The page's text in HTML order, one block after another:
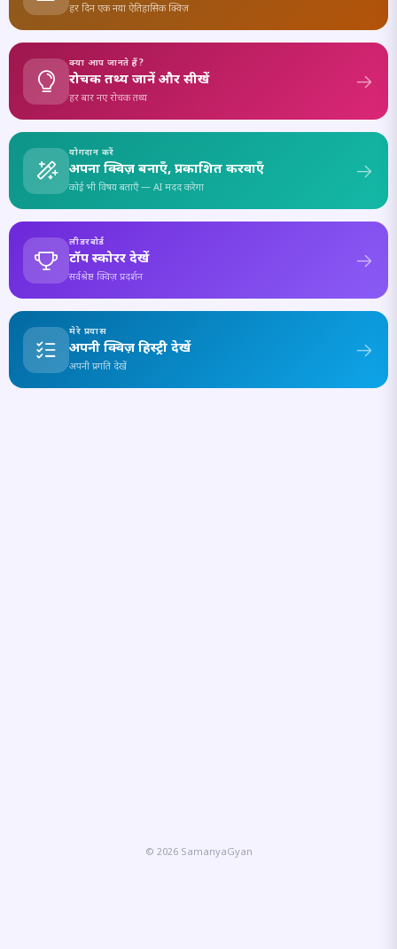
हर दिन एक नया ऐतिहासिक क्विज़
क्या आप जानते हैं?
रोचक तथ्य जानें और सीखें
हर बार नए रोचक तथ्य
योगदान करें
अपना क्विज़ बनाएँ, प्रकाशित करवाएँ
कोई भी विषय बताएँ — AI मदद करेगा
लीडरबोर्ड
टॉप स्कोरर देखें
सर्वश्रेष्ठ क्विज़ प्रदर्शन
मेरे प्रयास
अपनी क्विज़ हिस्ट्री देखें
अपनी प्रगति देखें
© 2026 SamanyaGyan